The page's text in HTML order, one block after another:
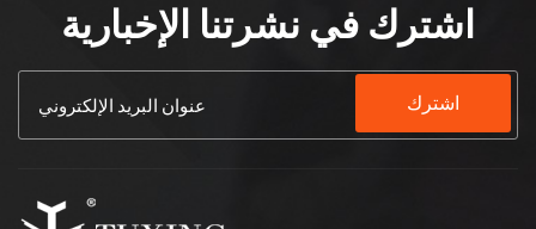
اشترك في نشرتنا الإخبارية
اشترك